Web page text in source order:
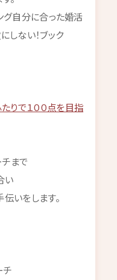
グ自分に合った婚活
しない！ブック
りで１００点を目指
まで
い
いをします。
チ